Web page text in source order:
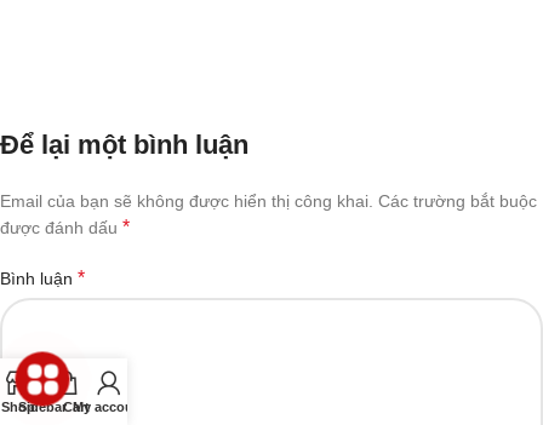
Để lại một bình luận
Email của bạn sẽ không được hiển thị công khai. Các trường bắt buộc
được đánh dấu *
Bình luận *
ShopSidebarCart
My account